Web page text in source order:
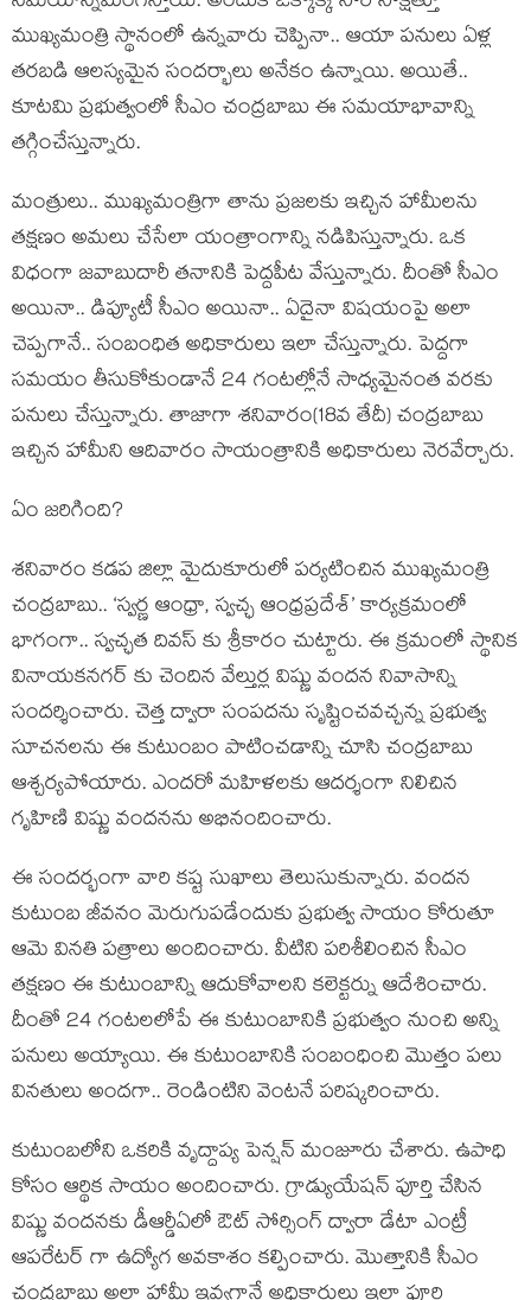
ముఖ్య‌మంత్రి స్థానంలో ఉన్న‌వారు చెప్పినా.. ఆయా ప‌నులు ఏళ్ల
త‌ర‌బ‌డి ఆల‌స్య‌మైన సంద‌ర్భాలు అనేకం ఉన్నాయి. అయితే..
కూట‌మి ప్ర‌భుత్వంలో సీఎం చంద్ర‌బాబు ఈ స‌మ‌యాభావాన్ని
త‌గ్గించేస్తున్నారు.
మంత్రులు.. ముఖ్య‌మంత్రిగా తాను ప్ర‌జ‌ల‌కు ఇచ్చిన హామీల‌ను
త‌క్ష‌ణం అమ‌లు చేసేలా యంత్రాంగాన్ని న‌డిపిస్తున్నారు. ఒక
విధంగా జ‌వాబుదారీ త‌నానికి పెద్ద‌పీట వేస్తున్నారు. దీంతో సీఎం
అయినా.. డిప్యూటీ సీఎం అయినా.. ఏదైనా విష‌యంపై అలా
చెప్ప‌గానే.. సంబంధిత అధికారులు ఇలా చేస్తున్నారు. పెద్ద‌గా
స‌మ‌యం తీసుకోకుండానే 24 గంటల్లోనే సాధ్య‌మైనంత వ‌ర‌కు
ప‌నులు చేస్తున్నారు. తాజాగా శ‌నివారం(18వ తేదీ) చంద్ర‌బాబు
ఇచ్చిన హామీని ఆదివారం సాయంత్రానికి అధికారులు నెర‌వేర్చారు.
ఏం జ‌రిగింది?
శ‌నివారం క‌డ‌ప జిల్లా మైదుకూరులో ప‌ర్య‌టించిన ముఖ్య‌మంత్రి
చంద్ర‌బాబు.. ‘స్వర్ణ ఆంధ్రా, స్వచ్ఛ ఆంధ్రప్రదేశ్’ కార్యక్రమంలో
భాగంగా.. స్వచ్ఛత దివస్ కు శ్రీకారం చుట్టారు. ఈ క్ర‌మంలో స్థానిక
వినాయకనగర్ కు చెందిన వేల్తుర్ల విష్ణు వందన నివాసాన్ని
సందర్శించారు. చెత్త ద్వారా సంపదను సృష్టించవచ్చ‌న్న ప్రభుత్వ
సూచనలను ఈ కుటుంబం పాటించ‌డాన్ని చూసి చంద్ర‌బాబు
ఆశ్చ‌ర్య‌పోయారు. ఎందరో మహిళలకు ఆదర్శంగా నిలిచిన
గృహిణి విష్ణు వందనను అభినందించారు.
ఈ సంద‌ర్భంగా వారి క‌ష్ట సుఖాలు తెలుసుకున్నారు. వంద‌న‌
కుటుంబ జీవనం మెరుగుప‌డేందుకు ప్రభుత్వ సాయం కోరుతూ
ఆమె వినతి పత్రాలు అందించారు. వీటిని ప‌రిశీలించిన సీఎం
త‌క్ష‌ణం ఈ కుటుంబాన్ని ఆదుకోవాల‌ని క‌లెక్ట‌ర్ను ఆదేశించారు.
దీంతో 24 గంటలలోపే ఈ కుటుంబానికి ప్ర‌భుత్వం నుంచి అన్ని
ప‌నులు అయ్యాయి. ఈ కుటుంబానికి సంబంధించి మొత్తం ప‌లు
వినతులు అందగా.. రెండింటిని వెంటనే ప‌రిష్క‌రించారు.
కుటుంబలోని ఒక‌రికి వృద్దాప్య పెన్షన్ మంజూరు చేశారు. ఉపాధి
కోసం ఆర్థిక సాయం అందించారు. గ్రాడ్యుయేషన్ పూర్తి చేసిన
విష్ణు వందనకు డీఆర్డీఏలో ఔట్ సోర్సింగ్ ద్వారా డేటా ఎంట్రీ
ఆపరేటర్ గా ఉద్యోగ అవకాశం కల్పించారు. మొత్తానికి సీఎం